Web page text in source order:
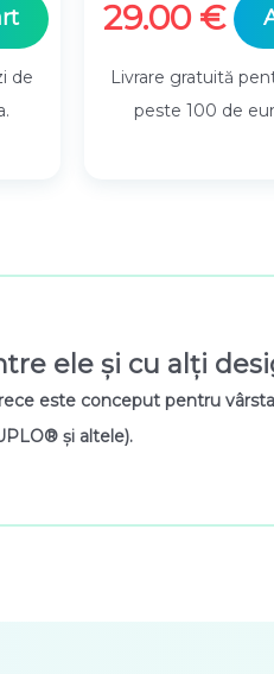
de
29.00 €
Livrare gratuită
peste 100 de
ele și cu alți
este conceput pentru
și altele).